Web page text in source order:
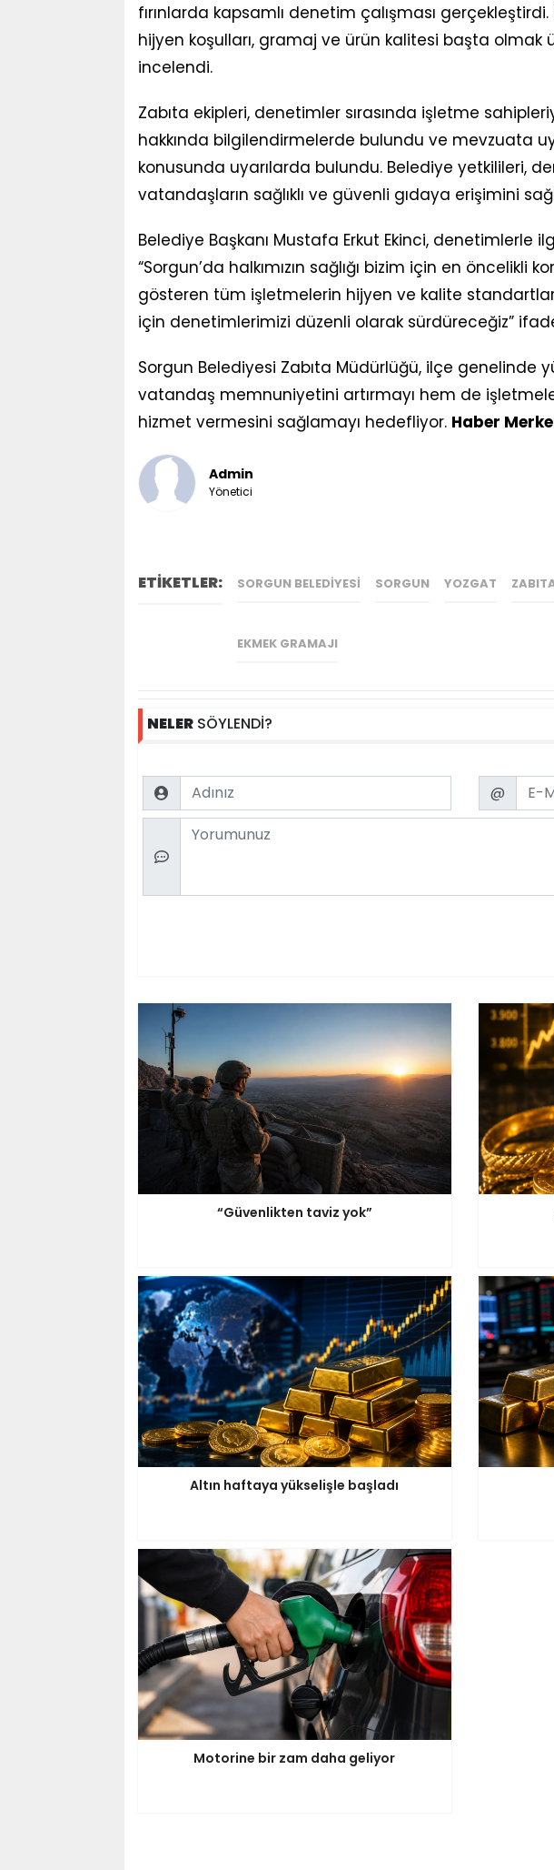
fırınlarda kapsamlı denetim çalışması
hijyen koşulları, gramaj ve ürün kalitesi başta olmak
incelendi.
Zabıta ekipleri, denetimler sırasında işletme
hakkında bilgilendirmelerde bulundu ve mevzuata
konusunda uyarılarda bulundu. Belediye yetkilileri,
vatandaşların sağlıklı ve güvenli gıdaya erişimini
Belediye Başkanı Mustafa Erkut Ekinci, denetimlerle
“Sorgun’da halkımızın sağlığı bizim için en öncelikli
gösteren tüm işletmelerin hijyen ve kalite
için denetimlerimizi düzenli olarak sürdüreceğiz”
Sorgun Belediyesi Zabıta Müdürlüğü, ilçe
vatandaş memnuniyetini artırmayı hem de
hizmet vermesini sağlamayı hedefliyor. Haber
Admin
Yönetici
ETİKETLER: SORGUN BELEDIYESI SORGUN YOZGAT
EKMEK GRAMAJI
NELERSÖYLENDİ?
Name Email
@
Comment
“Güvenlikten taviz yok”
Altın haftaya yükselişle başladı
Motorine bir zam daha geliyor